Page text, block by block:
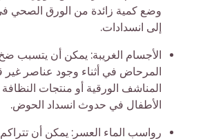
وضع كمية زائدة من الورق
إلى انسدادات.
الأجسام الغريبة: يمكن أن يتسبب
المرحاض في أثناء وجود عناصر غير
المناشف الورقية أو منتجات النظافة
الأطفال في حدوث انسداد الحوض.
رواسب الماء العسر: يمكن أن